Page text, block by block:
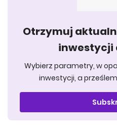
Otrzymuj
inwestycji
Wybierz parametry, w
inwestycji, a